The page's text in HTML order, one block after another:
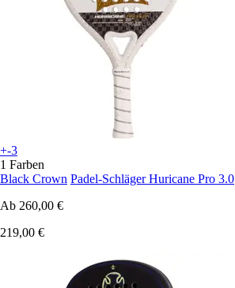
+-3
1 Farben
Black Crown Padel-Schläger Huricane Pro 3.0
Ab 260,00 €
219,00 €